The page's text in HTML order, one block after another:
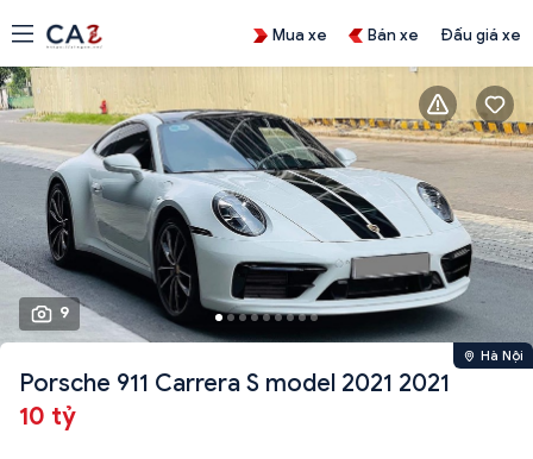
Mua xe Bán xe Đấu giá xe
9
Hà Nội
Porsche 911 Carrera S model 2021 2021
10 tỷ